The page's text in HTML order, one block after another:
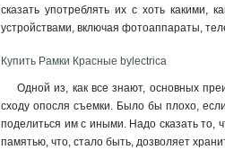
сказать употреблять их с хоть
устройствами, включая фотоаппараты,
Купить Рамки Красные bylectrica
Одной из, как все знают, основных
сходу опосля съемки. Было бы плохо,
поделиться им с иными. Надо сказать то,
памятью, что, стало быть, дозволяет